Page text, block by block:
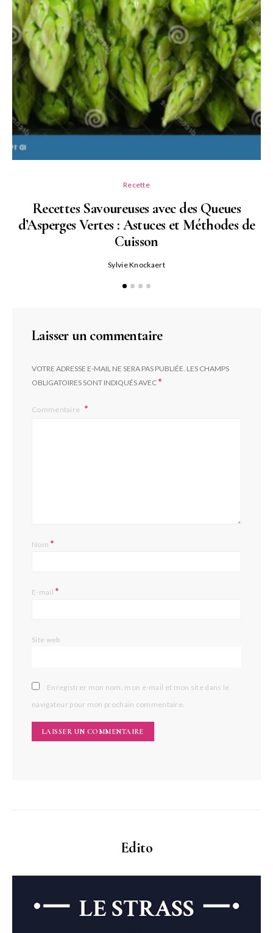
Recette
Recettes Savoureuses avec des Queues
d’Asperges Vertes : Astuces et Méthodes de
Cuisson
Sylvie Knockaert
Laisser un commentaire
VOTRE ADRESSE E-MAIL NE SERA PAS PUBLIÉE. LES CHAMPS
OBLIGATOIRES SONT INDIQUÉS AVEC*
Commentaire
Nom*
E-mail*
Site web
Enregistrer mon nom, mon e-mail et mon site dans le
navigateur pour mon prochain commentaire.
Edito